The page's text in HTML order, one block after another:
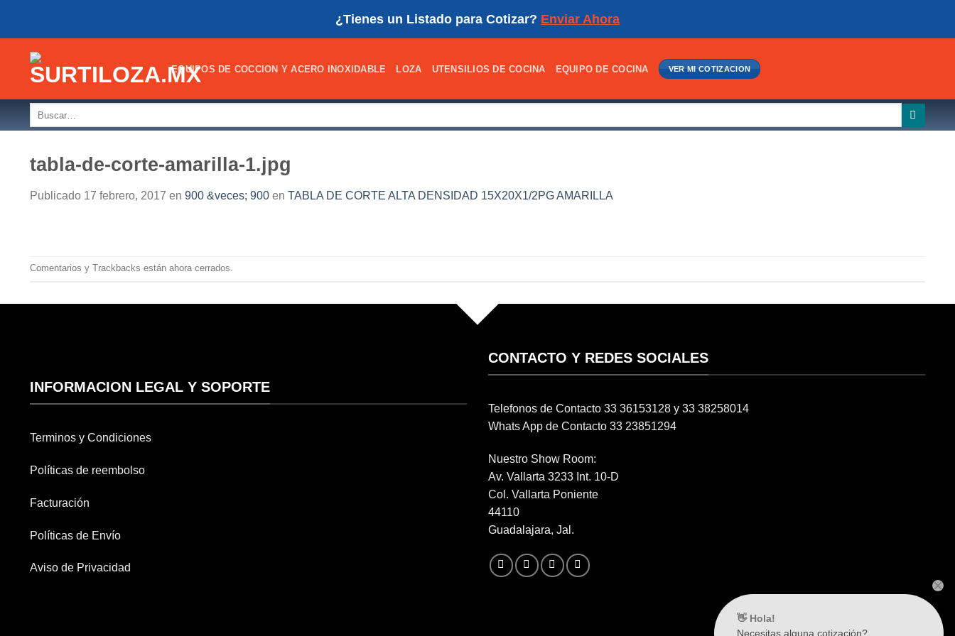
¿Tienes un Listado para Cotizar? Enviar Ahora
EQUIPOS DE COCCION Y ACERO INOXIDABLE LOZA UTENSILIOS DE COCINA EQUIPO DE COCINA VER MI COTIZACION
tabla-de-corte-amarilla-1.jpg
Publicado 17 febrero, 2017 en 900 &veces; 900 en TABLA DE CORTE ALTA DENSIDAD 15X20X1/2PG AMARILLA
Comentarios y Trackbacks están ahora cerrados.
INFORMACION LEGAL Y SOPORTE
Terminos y Condiciones
Políticas de reembolso
Facturación
Políticas de Envío
Aviso de Privacidad
CONTACTO Y REDES SOCIALES
Telefonos de Contacto 33 36153128 y 33 38258014
Whats App de Contacto 33 23851294
Nuestro Show Room:
Av. Vallarta 3233 Int. 10-D
Col. Vallarta Poniente
44110
Guadalajara, Jal.
👋 Hola!
Necesitas alguna cotización?